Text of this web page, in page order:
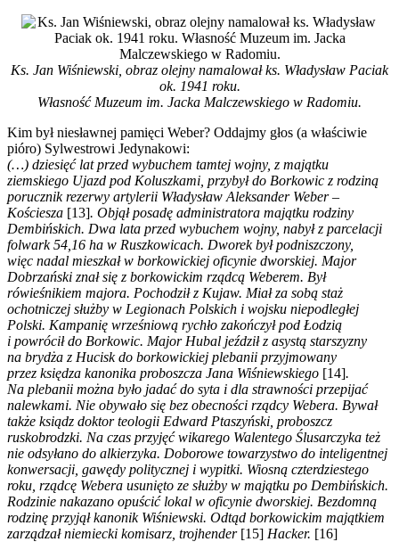
Ks. Jan Wiśniewski, obraz olejny namalował ks. Władysław Paciak
ok. 1941 roku.
Własność Muzeum im. Jacka Malczewskiego w Radomiu.
Kim był niesławnej pamięci Weber? Oddajmy głos (a właściwie
pióro) Sylwestrowi Jedynakowi:
(…) dziesięć lat przed wybuchem tamtej wojny, z majątku
ziemskiego Ujazd pod Koluszkami, przybył do Borkowic z rodziną
porucznik rezerwy artylerii Władysław Aleksander Weber –
Kościesza [13]. Objął posadę administratora majątku rodziny
Dembińskich. Dwa lata przed wybuchem wojny, nabył z parcelacji
folwark 54,16 ha w Ruszkowicach. Dworek był podniszczony,
więc nadal mieszkał w borkowickiej oficynie dworskiej. Major
Dobrzański znał się z borkowickim rządcą Weberem. Był
rówieśnikiem majora. Pochodził z Kujaw. Miał za sobą staż
ochotniczej służby w Legionach Polskich i wojsku niepodległej
Polski. Kampanię wrześniową rychło zakończył pod Łodzią
i powrócił do Borkowic. Major Hubal jeździł z asystą starszyzny
na brydża z Hucisk do borkowickiej plebanii przyjmowany
przez księdza kanonika proboszcza Jana Wiśniewskiego [14].
Na plebanii można było jadać do syta i dla strawności przepijać
nalewkami. Nie obywało się bez obecności rządcy Webera. Bywał
także ksiądz doktor teologii Edward Ptaszyński, proboszcz
ruskobrodzki. Na czas przyjęć wikarego Walentego Ślusarczyka też
nie odsyłano do alkierzyka. Doborowe towarzystwo do inteligentnej
konwersacji, gawędy politycznej i wypitki. Wiosną czterdziestego
roku, rządcę Webera usunięto ze służby w majątku po Dembińskich.
Rodzinie nakazano opuścić lokal w oficynie dworskiej. Bezdomną
rodzinę przyjął kanonik Wiśniewski. Odtąd borkowickim majątkiem
zarządzał niemiecki komisarz, trojhender [15] Hacker. [16]